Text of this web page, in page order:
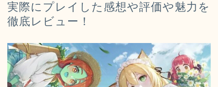
実際にプレイした感想や評価や魅力を
徹底レビュー！